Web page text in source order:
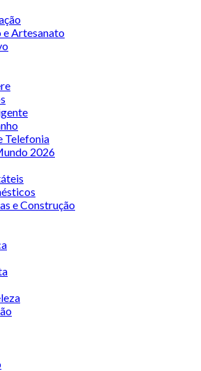
e Artesanato
Telefonia
2026
e Construção